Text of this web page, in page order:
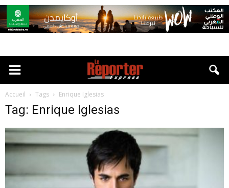
Accueil Tags Enrique Iglesias
Tag: Enrique Iglesias